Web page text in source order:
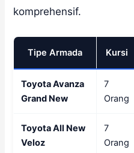
komprehensif.
Tipe Armada Kursi
Toyota Avanza
Grand New
7
Orang
Toyota All New
Veloz
7
Orang